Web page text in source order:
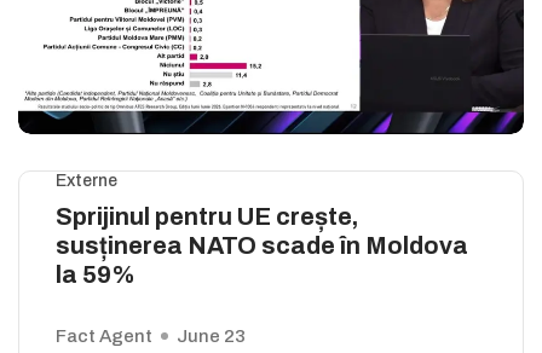
Externe
Sprijinul pentru UE crește,
susținerea NATO scade în Moldova
la 59%
Fact Agent June 23